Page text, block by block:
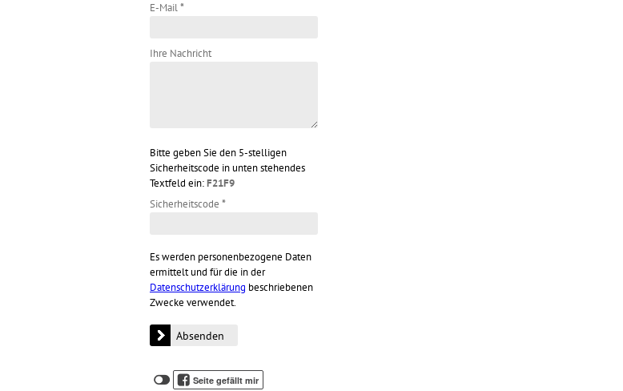
E-Mail*
Ihre Nachricht
Bitte geben Sie den 5-stelligen
Sicherheitscode in unten stehendes
Textfeld ein:F21F9
Sicherheitscode *
Es werden personenbezogene Daten
ermittelt und für die in der
Datenschutzerklärung beschriebenen
Zwecke verwendet.
Klicken
Sie
Klicken
Seite gefällt mir